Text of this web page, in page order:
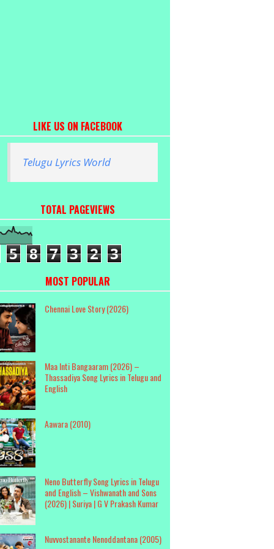
LIKE US ON FACEBOOK
Telugu Lyrics World
TOTAL PAGEVIEWS
5 8 7 3 2 3
MOST POPULAR
Chennai Love Story (2026)
Maa Inti Bangaaram (2026) –
Thassadiya Song Lyrics in Telugu and
English
Aawara (2010)
Neno Butterfly Song Lyrics in Telugu
and English – Vishwanath and Sons
(2026) | Suriya | G V Prakash Kumar
Nuvvostanante Nenoddantana (2005)